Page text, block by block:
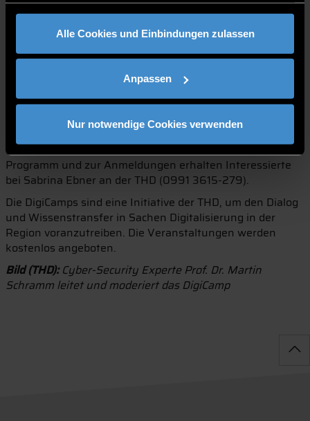
gesammelt haben.
Alle Cookies und Einbindungen zulassen
Anpassen
Nur notwendige Cookies verwenden
Die Veranstaltung richtet sich an alle interessierten
Systemarchitekten, Entwickler, Produktmanager, IT-
Fachkräfte und Entscheider der regional ansässigen
Unternehmen. Als Teil der Reihe Digitalisierung im Dialog
können sich Teilnehmer mit Anwendern und Experten
austauschen. Weiterhin besteht die Möglichkeit, sich mich
den Partnern der Veranstaltung, Zentrum Digitalisierung
Bayern (ZD.B), Gründerzentrum Digitalisierung
Niederbayern (GZDN), Cluster Automotive und Cluster
Sensorik, auszutauschen. Alle Informationen zum
Programm und zur Anmeldungen erhalten Interessierte
bei Sabrina Ebner an der THD (0991 3615-279).
Die DigiCamps sind eine Initiative der THD, um den Dialog
und Wissenstransfer in Sachen Digitalisierung in der
Region voranzutreiben. Die Veranstaltungen werden
kostenlos angeboten.
Bild (THD):Cyber-Security Experte Prof. Dr. Martin
Schramm leitet und moderiert das DigiCamp